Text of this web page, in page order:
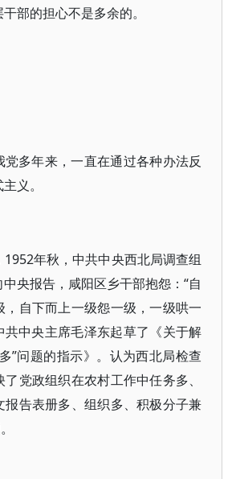
部的担心不是多余的。
党多年来，一直在通过各种办法反
义。
年秋，中共中央西北局调查组
央报告，咸阳区乡干部抱怨：“自
，自下而上一级怨一级，一级哄一
共中央主席毛泽东起草了《关于解
”问题的指示》。认为西北局检查
党政组织在农村工作中任务多、
报告表册多、组织多、积极分子兼